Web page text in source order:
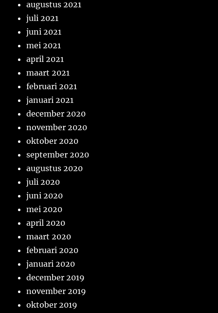
augustus 2021
juli 2021
juni 2021
mei 2021
april 2021
maart 2021
februari 2021
januari 2021
december 2020
november 2020
oktober 2020
september 2020
augustus 2020
juli 2020
juni 2020
mei 2020
april 2020
maart 2020
februari 2020
januari 2020
december 2019
november 2019
oktober 2019